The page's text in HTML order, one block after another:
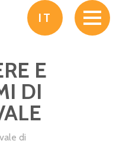
IT
E
DI
di